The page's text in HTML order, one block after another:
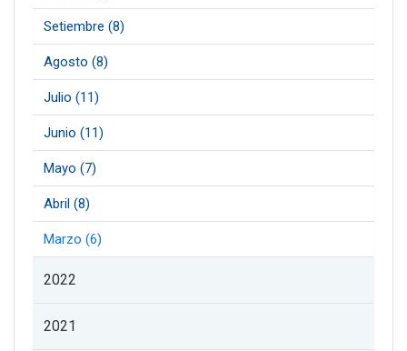
Setiembre (8)
Agosto (8)
Julio (11)
Junio (11)
Mayo (7)
Abril (8)
Marzo (6)
2022
2021